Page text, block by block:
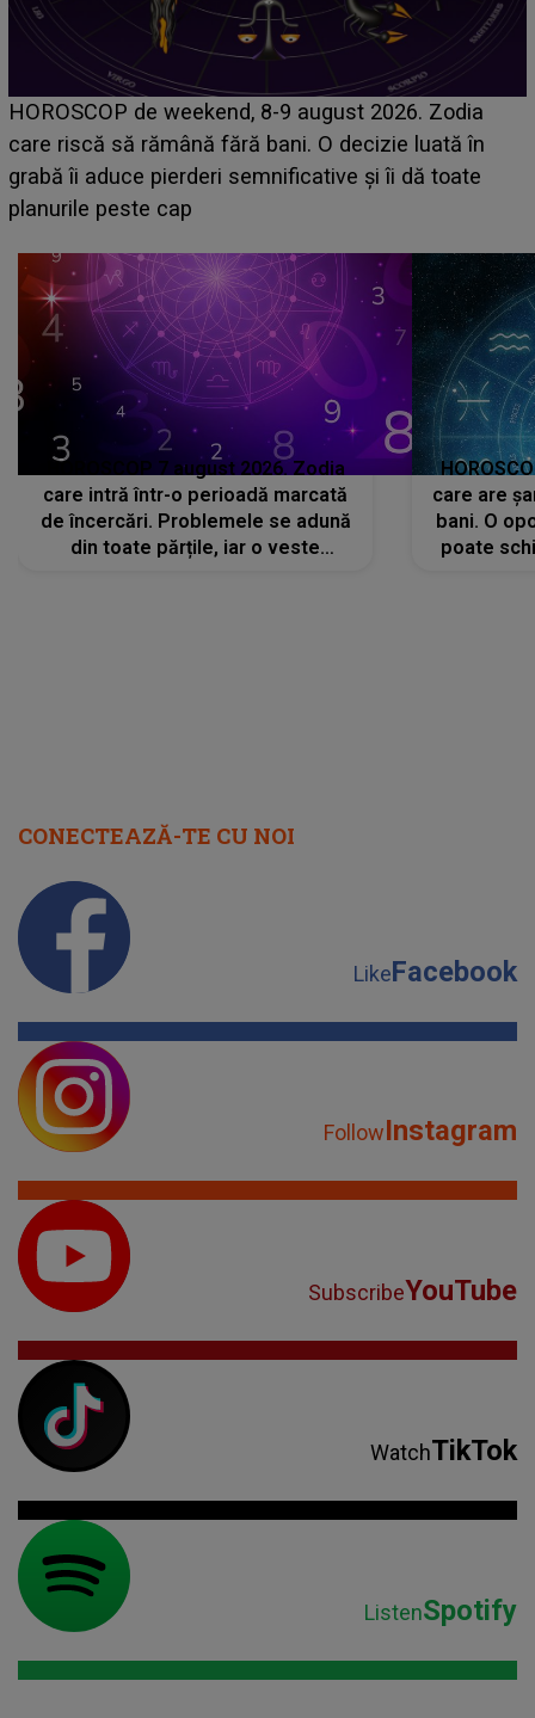
Emanuel a ținut ACEST DETALIU ASCUNS până
acum! În fața Alexandrei, concurentul din Casa Iubirii
face o MĂRTURISIRE NEAȘTEPTATĂ despre mama
sa: "I-am spus și ei în față, eu nu te iubesc pentru
HOROSCOP 7 august 2026. Zodia
care intră într-o perioadă marcată
de încercări. Problemele se adună
din toate părțile, iar o veste
care are
bani. O
poate
CONECTEAZĂ-TE CU NOI
LikeFacebook
FollowInstagram
SubscribeYouTube
WatchTikTok
ListenSpotify